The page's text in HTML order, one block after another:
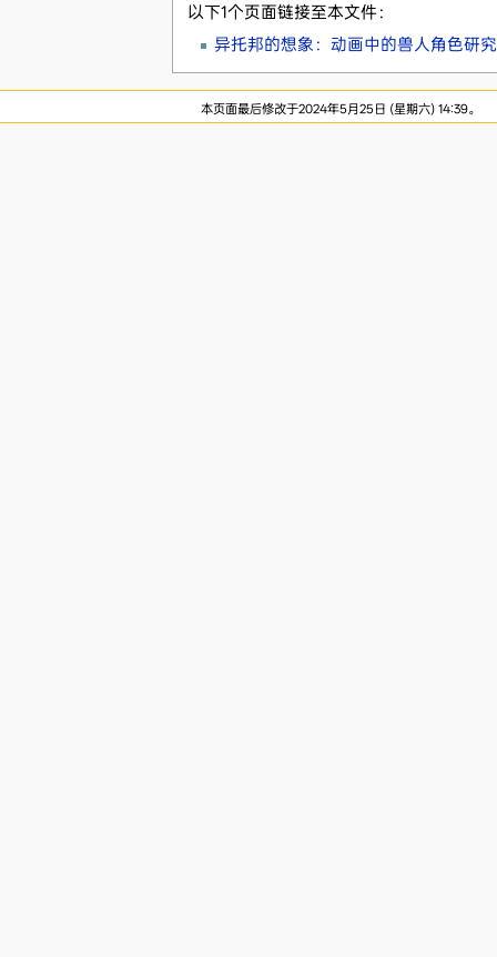
以下1个页面链接至本文件：
异托邦的想象：动画中的兽人角色研
本页面最后修改于2024年5月25日 (星期六) 14:39。